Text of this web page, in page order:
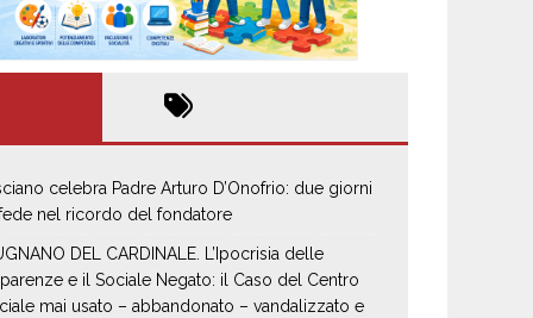
celebra Padre Arturo D’Onofrio: due giorni
nel ricordo del fondatore
DEL CARDINALE. L’Ipocrisia delle
e il Sociale Negato: il Caso del Centro
mai usato – abbandonato – vandalizzato e